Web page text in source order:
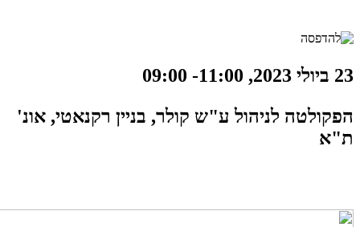
23 ביולי 2023, 11:00- 09:00
הפקולטה לניהול ע"ש קולר, בניין רקנאטי, אונ'
ת"א